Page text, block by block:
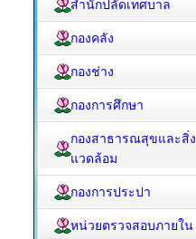
สำนักปลัดเทศบาล
กองคลัง
กองช่าง
กองการศึกษา
กองสาธารณสุขและสิ่ง
แวดล้อม
กองการประปา
หน่วยตรวจสอบภายใน